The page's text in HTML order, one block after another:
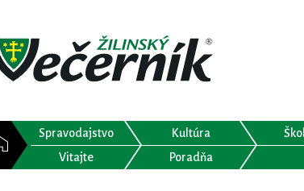
Spravodajstvo Kultúra
Vitajte
Poradňa